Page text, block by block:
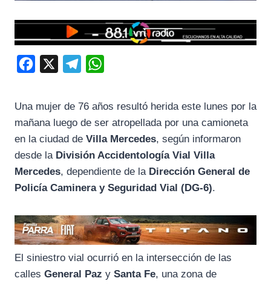
b
o
o
k
e
g
r
a
m
s
A
p
p
Una mujer de 76 años resultó herida este lunes por la
mañana luego de ser atropellada por una camioneta
en la ciudad de Villa Mercedes, según informaron
desde la División Accidentología Vial Villa
Mercedes, dependiente de la Dirección General de
Policía Caminera y Seguridad Vial (DG-6).
El siniestro vial ocurrió en la intersección de las
calles General Paz y Santa Fe, una zona de